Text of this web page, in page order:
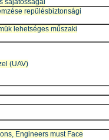
sajátosságai
repülésbiztonsági
lehetséges műszaki
(UAV)
Engineers must Face